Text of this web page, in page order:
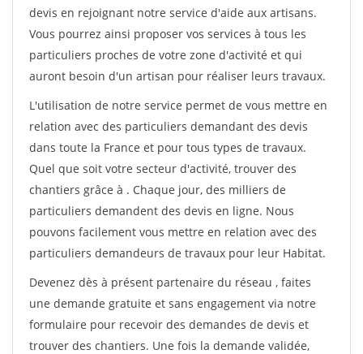
devis en rejoignant notre service d'aide aux artisans.
Vous pourrez ainsi proposer vos services à tous les
particuliers proches de votre zone d'activité et qui
auront besoin d'un artisan pour réaliser leurs travaux.
L'utilisation de notre service permet de vous mettre en
relation avec des particuliers demandant des devis
dans toute la France et pour tous types de travaux.
Quel que soit votre secteur d'activité, trouver des
chantiers grâce à . Chaque jour, des milliers de
particuliers demandent des devis en ligne. Nous
pouvons facilement vous mettre en relation avec des
particuliers demandeurs de travaux pour leur Habitat.
Devenez dès à présent partenaire du réseau , faites
une demande gratuite et sans engagement via notre
formulaire pour recevoir des demandes de devis et
trouver des chantiers. Une fois la demande validée,